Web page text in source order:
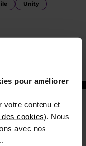
pour améliorer
votre contenu et
des cookies). Nous
avec nos
Unity